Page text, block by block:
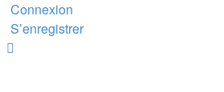
Connexion
S’enregistrer